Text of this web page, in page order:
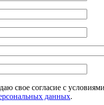
свое согласие с условиями
данных.